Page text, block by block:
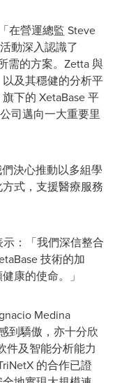
在營運總監 Steve
動深入認識了
需的方案。Zetta 與
及其穩健的分析平
下的 XetaBase 平
司邁向一大重要里
決心推動以多組學
式，支援醫療服務
：「我們深信整合
技術的加
康的使命。」
Medina
到驕傲，亦十分欣
件及智能分析能力
的合作已證